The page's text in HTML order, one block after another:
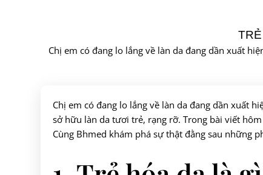
Chị em có đang lo lắng về làn da đang dần xuất
Chị em có đang lo lắng về làn da đang dần xuất
sở hữu làn da tươi trẻ, rạng rỡ. Trong bài viết
Cùng Bhmed khám phá sự thật đằng sau những